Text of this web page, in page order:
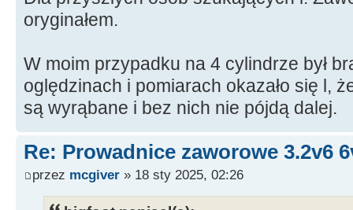
oryginałem.
W moim przypadku na 4 cylindrze był
oględzinach i pomiarach okazało się l,
są wyrąbane i bez nich nie pójdą dalej.
Re: Prowadnice zaworowe 3.2v6
przez mcgiver » 18 sty 2025, 02:26